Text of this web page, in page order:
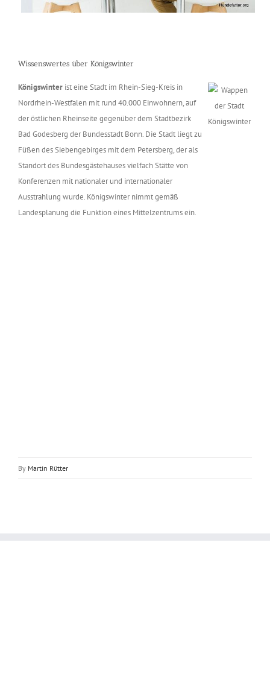
Wissenswertes über Königswinter
Königswinter ist eine Stadt im Rhein-Sieg-Kreis in
Nordrhein-Westfalen mit rund 40.000 Einwohnern, auf
der östlichen Rheinseite gegenüber dem Stadtbezirk
Bad Godesberg der Bundesstadt Bonn. Die Stadt liegt zu
Füßen des Siebengebirges mit dem Petersberg, der als
Standort des Bundesgästehauses vielfach Stätte von
Konferenzen mit nationaler und internationaler
Ausstrahlung wurde. Königswinter nimmt gemäß
Landesplanung die Funktion eines Mittelzentrums ein.
By Martin Rütter